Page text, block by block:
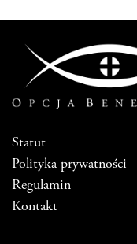
Statut
Polityka prywatności
Regulamin
Kontakt